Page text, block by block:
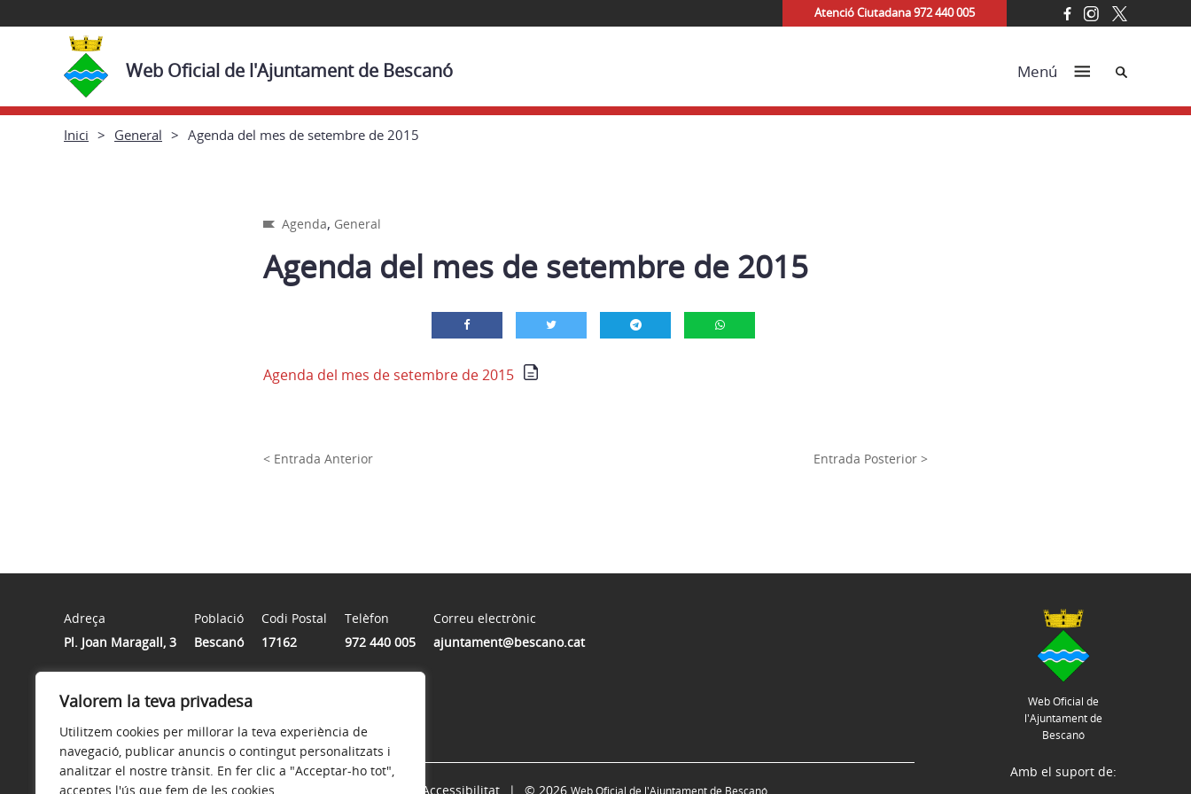
Valorem la teva privadesa
Utilitzem cookies per millorar la teva experiència de
navegació, publicar anuncis o contingut personalitzats i
analitzar el nostre trànsit. En fer clic a "Acceptar-ho tot",
acceptes l'ús que fem de les cookies.
Atenció Ciutadana 972 440 005
Web Oficial de l'Ajuntament de Bescanó Menú Cerca
Inici General Agenda del mes de setembre de 2015
Agenda, General
Agenda del mes de setembre de 2015
Agenda del mes de setembre de 2015
< Entrada Anterior Entrada Posterior >
Adreça
Pl. Joan Maragall, 3
Població
Bescanó
Codi Postal
17162
Telèfon
972 440 005
Correu electrònic
ajuntament@bescano.cat
Horari
Web Oficial de
l'Ajuntament de
Bescanó
Avís legal Política de privacitat Accessibilitat © 2026
Amb el suport de: